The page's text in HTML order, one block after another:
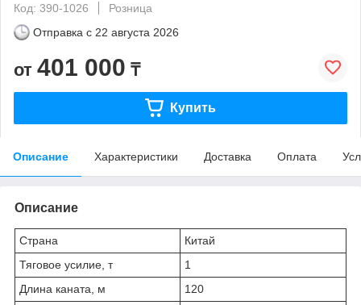
Код: 390-1026
Розница
Отправка с 22 августа 2026
от 401 000 ₸
Купить
Описание Характеристики Доставка Оплата
Описание
Страна
Китай
Тяговое усилие, т
1
Длина каната, м
120